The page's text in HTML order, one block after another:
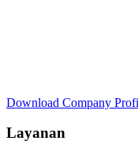
Download Company
Layanan